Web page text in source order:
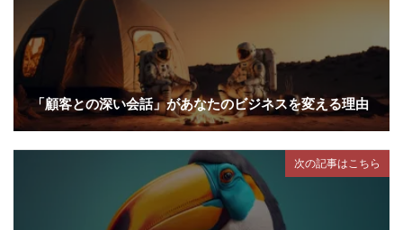
「顧客との深い会話」があなたのビジネスを変える理由
次の記事はこちら